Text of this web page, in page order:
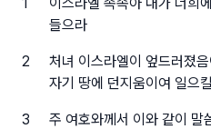
들으라
2
처녀 이스라엘이 엎드러졌
자기 땅에 던지움이여 일으
3
주 여호와께서 이와 같이 말